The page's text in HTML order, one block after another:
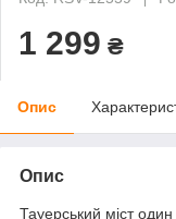
1 299 ₴
Опис
Опис
Тауерський міст